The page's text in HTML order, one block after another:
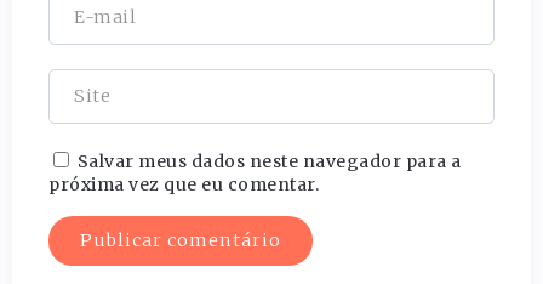
Salvar meus dados neste navegador para a
próxima vez que eu comentar.